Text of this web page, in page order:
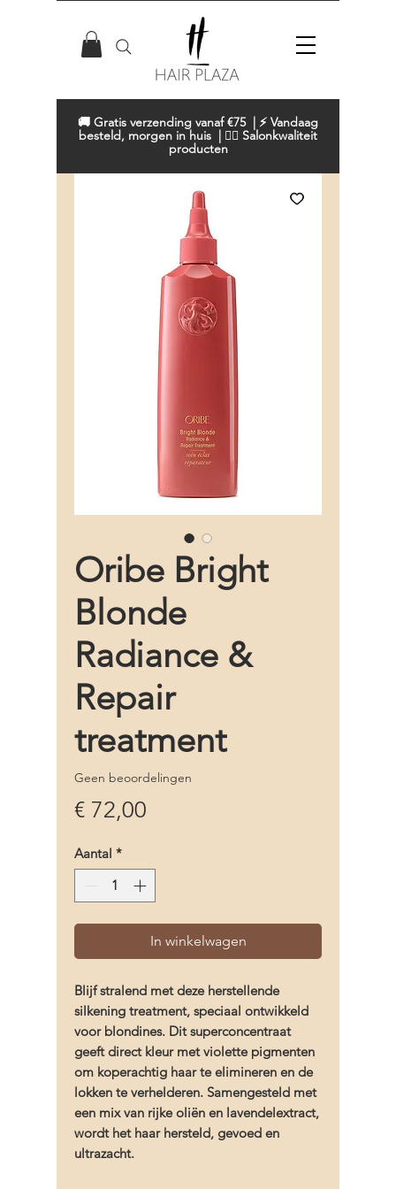
🚚 Gratis verzending vanaf €75 | ⚡ Vandaag
besteld, morgen in huis | 💇‍♀️ Salonkwaliteit
producten
Oribe Bright
Blonde
Radiance &
Repair
treatment
Geen beoordelingen
€ 72,00
Aantal *
In winkelwagen
Blijf stralend met deze herstellende
silkening treatment, speciaal ontwikkeld
voor blondines. Dit superconcentraat
geeft direct kleur met violette pigmenten
om koperachtig haar te elimineren en de
lokken te verhelderen. Samengesteld met
een mix van rijke oliën en lavendelextract,
wordt het haar hersteld, gevoed en
ultrazacht.